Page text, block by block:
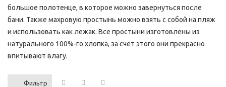
большое полотенце, в которое можно завернуться после
бани. Также махровую простынь можно взять с собой на пляж
и использовать как лежак. Все простыни изготовлены из
натурального 100%-го хлопка, за счет этого они прекрасно
впитывают влагу.
Фильтр